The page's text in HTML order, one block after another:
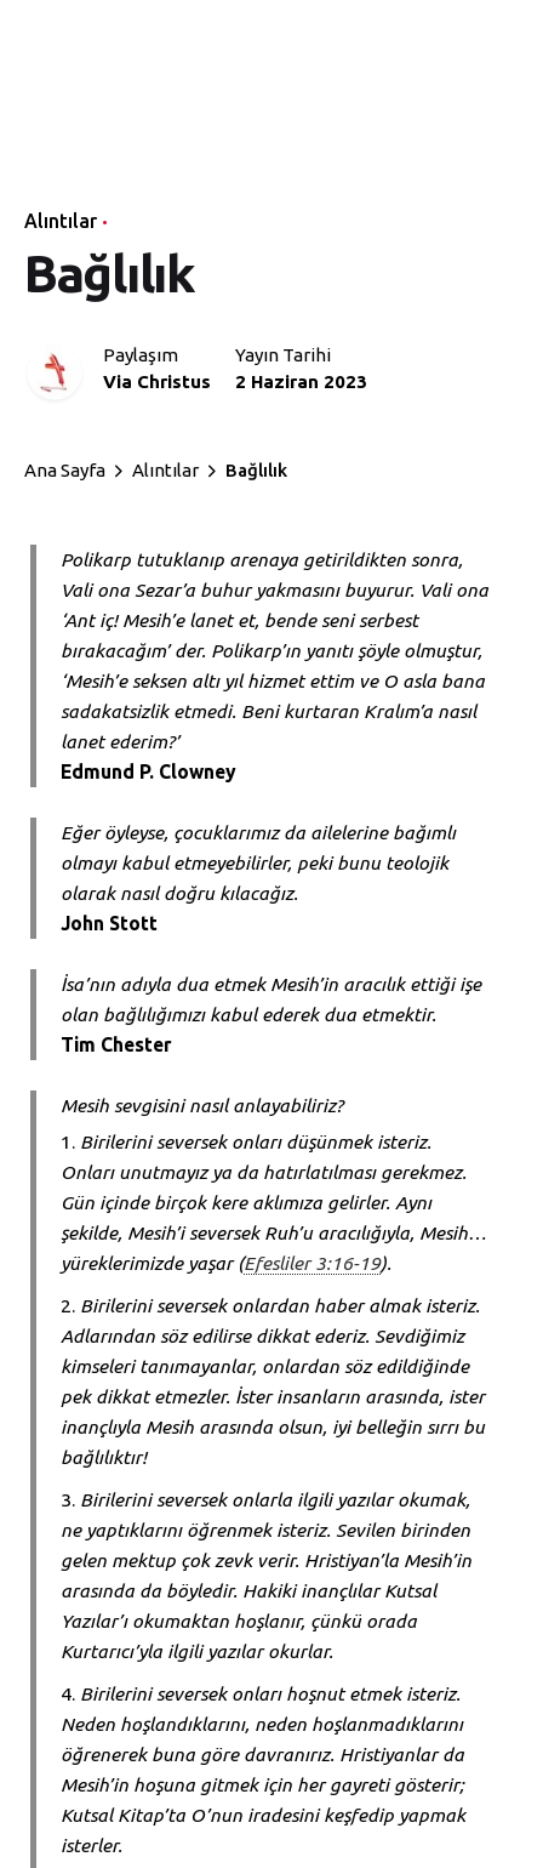
Alıntılar
Bağlılık
Paylaşım
Via Christus
Yayın Tarihi
2 Haziran 2023
Ana Sayfa Alıntılar Bağlılık
Polikarp tutuklanıp arenaya getirildikten sonra,
Vali ona Sezar’a buhur yakmasını buyurur. Vali ona
‘Ant iç! Mesih’e lanet et, bende seni serbest
bırakacağım’ der. Polikarp’ın yanıtı şöyle olmuştur,
‘Mesih’e seksen altı yıl hizmet ettim ve O asla bana
sadakatsizlik etmedi. Beni kurtaran Kralım’a nasıl
lanet ederim?’
Edmund P. Clowney
Eğer öyleyse, çocuklarımız da ailelerine bağımlı
olmayı kabul etmeyebilirler, peki bunu teolojik
olarak nasıl doğru kılacağız.
John Stott
İsa’nın adıyla dua etmek Mesih’in aracılık ettiği işe
olan bağlılığımızı kabul ederek dua etmektir.
Tim Chester
Mesih sevgisini nasıl anlayabiliriz?
Birilerini seversek onları düşünmek isteriz.
Onları unutmayız ya da hatırlatılması gerekmez.
Gün içinde birçok kere aklımıza gelirler. Aynı
şekilde, Mesih’i seversek Ruh’u aracılığıyla, Mesih…
yüreklerimizde yaşar (Efesliler 3:16-19).
Birilerini seversek onlardan haber almak isteriz.
Adlarından söz edilirse dikkat ederiz. Sevdiğimiz
kimseleri tanımayanlar, onlardan söz edildiğinde
pek dikkat etmezler. İster insanların arasında, ister
inançlıyla Mesih arasında olsun, iyi belleğin sırrı bu
bağlılıktır!
Birilerini seversek onlarla ilgili yazılar okumak,
ne yaptıklarını öğrenmek isteriz. Sevilen birinden
gelen mektup çok zevk verir. Hristiyan’la Mesih’in
arasında da böyledir. Hakiki inançlılar Kutsal
Yazılar’ı okumaktan hoşlanır, çünkü orada
Kurtarıcı’yla ilgili yazılar okurlar.
Birilerini seversek onları hoşnut etmek isteriz.
Neden hoşlandıklarını, neden hoşlanmadıklarını
öğrenerek buna göre davranırız. Hristiyanlar da
Mesih’in hoşuna gitmek için her gayreti gösterir;
Kutsal Kitap’ta O’nun iradesini keşfedip yapmak
isterler.